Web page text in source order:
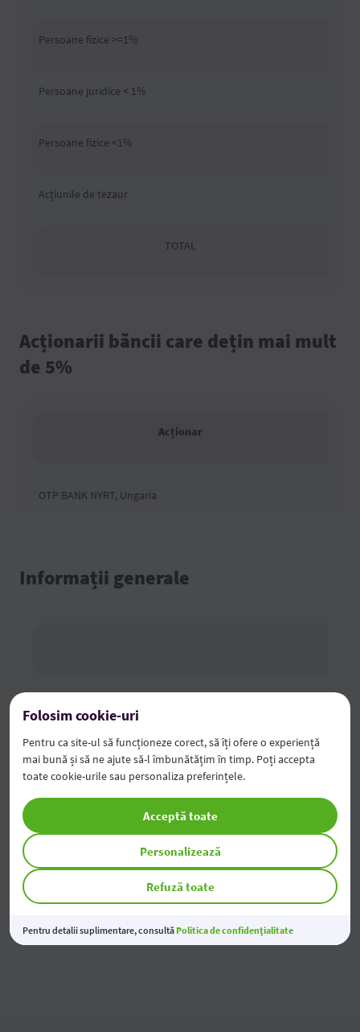
Persoane fizice >=1%
Persoane juridice < 1%
Persoane fizice <1%
Acţiunile de tezaur
TOTAL
Acționarii băncii care dețin mai mult
de 5%
Acționar
OTP BANK NYRT, Ungaria
Informații generale
Țara
Codul ISIN
Valorile mobiliare - admise spre tranzacționare la piața
reglementată
Registrul acționarilor băncii
Folosim cookie-uri
Pentru ca site-ul să funcționeze corect, să îți ofere o experiență
mai bună și să ne ajute să-l îmbunătățim în timp. Poți accepta
toate cookie-urile sau personaliza preferințele.
Refuză toate
Personalizează
Acceptă toate
Pentru detalii suplimentare, consultă Politica de confidențialitate